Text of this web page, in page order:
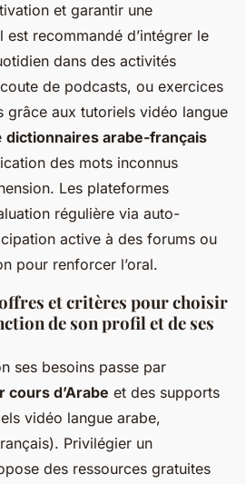
et garantir une
recommandé d’intégrer le
dans des activités
de podcasts, ou exercices
grâce aux tutoriels vidéo langue
dictionnaires arabe-français
des mots inconnus
Les plateformes
régulière via auto-
active à des forums ou
pour renforcer l’oral.
et critères pour choisir
de son profil et de ses
ses besoins passe par
cours d’Arabe et des supports
vidéo langue arabe,
Privilégier un
des ressources gratuites